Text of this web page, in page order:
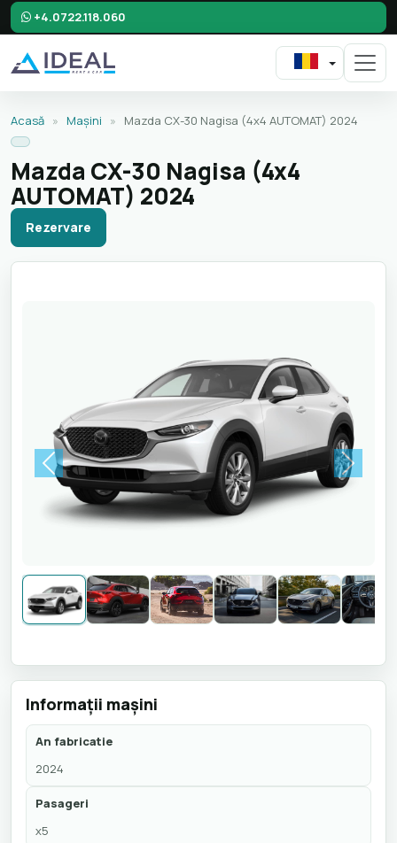
+4.0722.118.060
Acasă » Mașini » Mazda CX-30 Nagisa (4x4 AUTOMAT) 2024
Mazda CX-30 Nagisa (4x4
AUTOMAT) 2024
Rezervare
Previous Next
Informaţii maşini
An fabricatie
2024
Pasageri
x5